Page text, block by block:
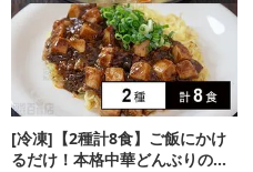
[冷凍]【2種計8食】ご飯にかけ
るだけ！本格中華どんぶりの具